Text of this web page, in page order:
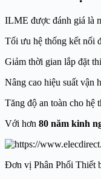
ILME được đánh giá là
Tối ưu hệ thống kết nối
Giảm thời gian lắp đặt
Nâng cao hiệu suất vận
Tăng độ an toàn cho hệ
Với hơn 80 năm kinh
Đơn vị Phân Phối Thiết